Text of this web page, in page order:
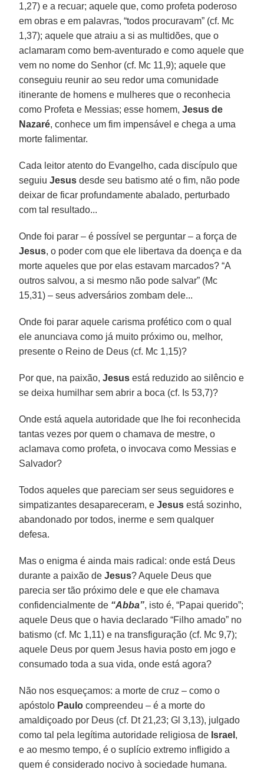
1,27) e a recuar; aquele que, como profeta poderoso
em obras e em palavras, “todos procuravam” (cf. Mc
1,37); aquele que atraiu a si as multidões, que o
aclamaram como bem-aventurado e como aquele que
vem no nome do Senhor (cf. Mc 11,9); aquele que
conseguiu reunir ao seu redor uma comunidade
itinerante de homens e mulheres que o reconhecia
como Profeta e Messias; esse homem,Jesus de
Nazaré, conhece um fim impensável e chega a uma
morte falimentar.
Cada leitor atento do Evangelho, cada discípulo que
seguiuJesus desde seu batismo até o fim, não pode
deixar de ficar profundamente abalado, perturbado
com tal resultado...
Onde foi parar – é possível se perguntar – a força de
Jesus, o poder com que ele libertava da doença e da
morte aqueles que por elas estavam marcados? “A
outros salvou, a si mesmo não pode salvar” (Mc
15,31) – seus adversários zombam dele...
Onde foi parar aquele carisma profético com o qual
ele anunciava como já muito próximo ou, melhor,
presente o Reino de Deus (cf. Mc 1,15)?
Por que, na paixão,Jesus está reduzido ao silêncio e
se deixa humilhar sem abrir a boca (cf. Is 53,7)?
Onde está aquela autoridade que lhe foi reconhecida
tantas vezes por quem o chamava de mestre, o
aclamava como profeta, o invocava como Messias e
Salvador?
Todos aqueles que pareciam ser seus seguidores e
simpatizantes desapareceram, eJesus está sozinho,
abandonado por todos, inerme e sem qualquer
defesa.
Mas o enigma é ainda mais radical: onde está Deus
durante a paixão deJesus? Aquele Deus que
parecia ser tão próximo dele e que ele chamava
confidencialmente de “Abba”, isto é, “Papai querido”;
aquele Deus que o havia declarado “Filho amado” no
batismo (cf. Mc 1,11) e na transfiguração (cf. Mc 9,7);
aquele Deus por quem Jesus havia posto em jogo e
consumado toda a sua vida, onde está agora?
Não nos esqueçamos: a morte de cruz – como o
apóstolo Paulo compreendeu – é a morte do
amaldiçoado por Deus (cf. Dt 21,23; Gl 3,13), julgado
como tal pela legítima autoridade religiosa de Israel ,
e ao mesmo tempo, é o suplício extremo infligido a
quem é considerado nocivo à sociedade humana.